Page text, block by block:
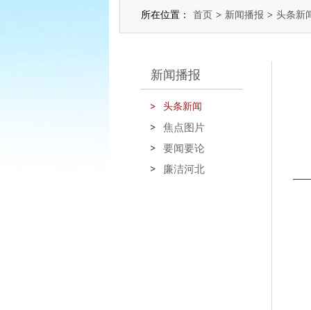
所在位置： 首页 > 新闻播报 > 头条新
新闻播报
头条新闻
焦点图片
要闻要论
廉洁河北